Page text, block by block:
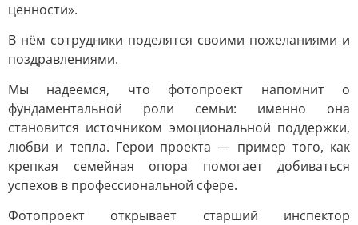
ценности».
В нём сотрудники поделятся своими пожеланиями и
поздравлениями.
Мы надеемся, что фотопроект напомнит о
фундаментальной роли семьи: именно она
становится источником эмоциональной поддержки,
любви и тепла. Герои проекта — пример того, как
крепкая семейная опора помогает добиваться
успехов в профессиональной сфере.
Фотопроект открывает старший инспектор